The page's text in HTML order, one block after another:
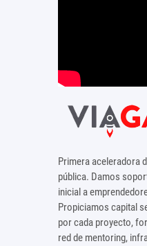
Primera aceleradora
pública. Damos
inicial a
Propiciamos capital
por cada proyecto,
red de mentoring,